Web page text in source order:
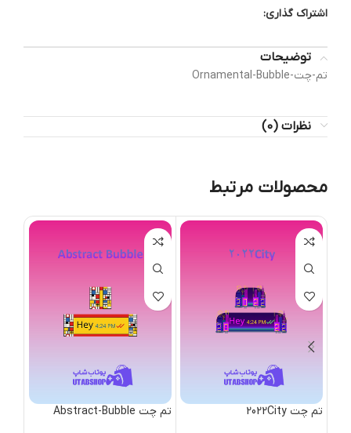
اشتراک گذاری:
توضیحات
تم-چت-Ornamental-Bubble
نظرات (0)
محصولات مرتبط
تم چت 2022City تم چت Abstract-Bubble